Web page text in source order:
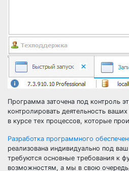
Программа заточена под контроль
контролировать деятельность
в курсе тех процессов, которые
Разработка программного
реализована индивидуально под
требуются основные требования к
возможностям, а мы в свою